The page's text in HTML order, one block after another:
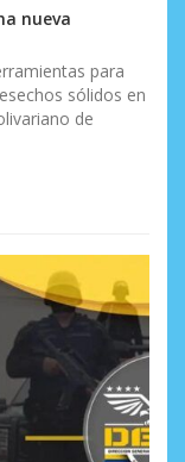
nueva
para
sólidos en
de